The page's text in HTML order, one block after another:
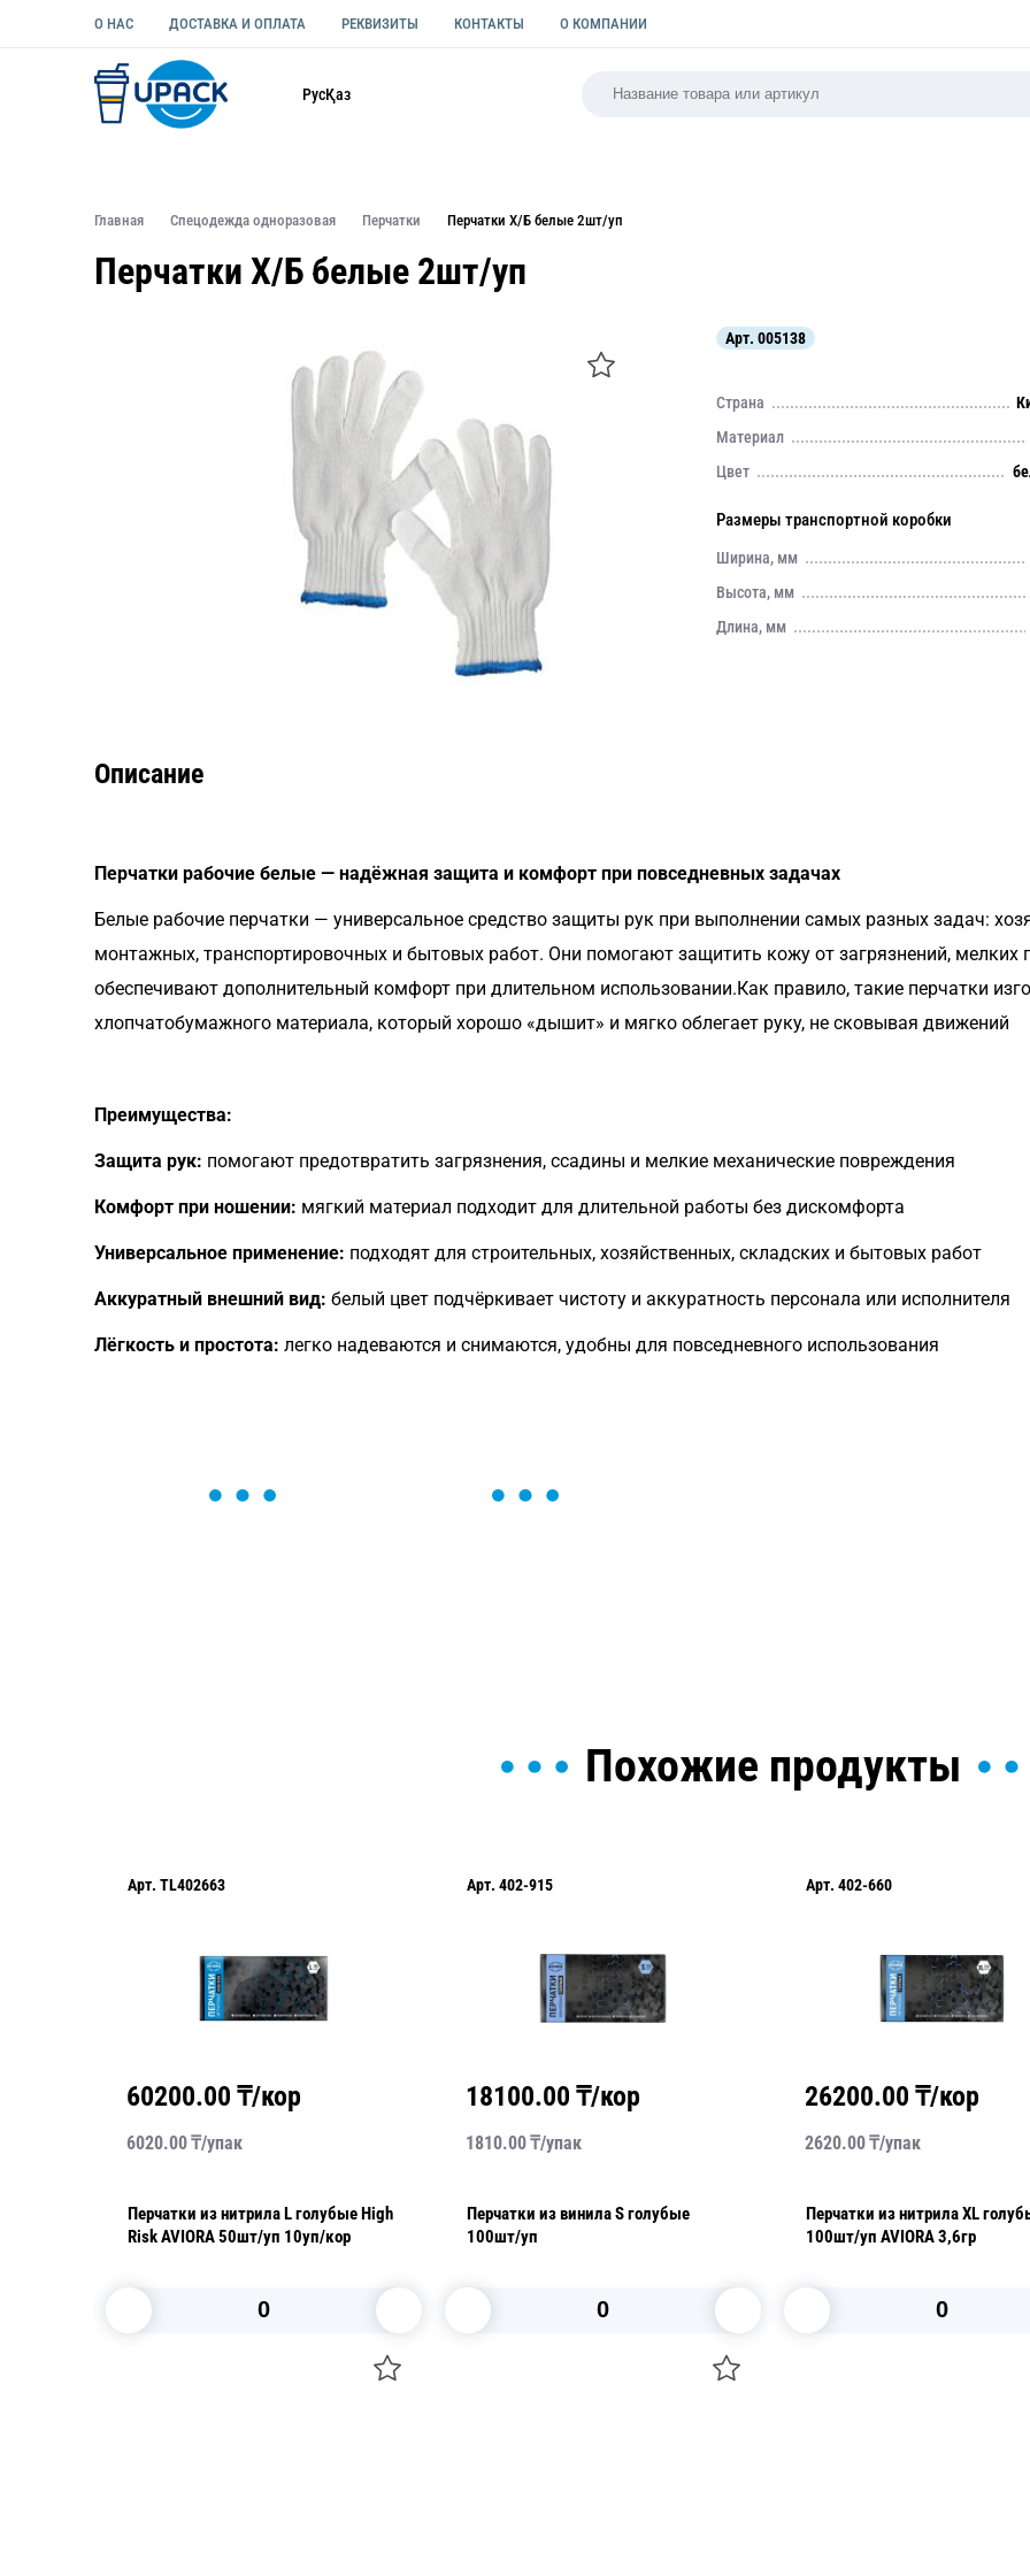
О НАС ДОСТАВКА И ОПЛАТА РЕКВИЗИТЫ КОНТАКТЫ О КОМПАНИИ
РусҚаз
Главная Спецодежда одноразовая Перчатки Перчатки Х/Б белые 2шт/уп
Перчатки Х/Б белые 2шт/уп
Арт. 005138
Страна
Материал
Цвет
Размеры транспортной коробки
Ширина, мм
Высота, мм
Длина, мм
Описание
Перчатки рабочие белые — надёжная защита и комфорт при повседневных задачах
Белые рабочие перчатки — универсальное средство защиты рук при выполнении самых разных задач:
монтажных, транспортировочных и бытовых работ. Они помогают защитить кожу от загрязнений, мелких
обеспечивают дополнительный комфорт при длительном использовании.Как правило, такие перчатки
хлопчатобумажного материала, который хорошо «дышит» и мягко облегает руку, не сковывая движений
Преимущества:
Защита рук: помогают предотвратить загрязнения, ссадины и мелкие механические повреждения
Комфорт при ношении: мягкий материал подходит для длительной работы без дискомфорта
Универсальное применение: подходят для строительных, хозяйственных, складских и бытовых работ
Аккуратный внешний вид: белый цвет подчёркивает чистоту и аккуратность персонала или исполнителя
Лёгкость и простота: легко надеваются и снимаются, удобны для повседневного использования
Похожие продукты
Арт. TL402663
60200.00 ₸/кор
6020.00₸/упак
Перчатки из нитрила L голубые High
Risk AVIORA 50шт/уп 10уп/кор
Арт. 402-915
18100.00 ₸/кор
1810.00₸/упак
Перчатки из винила S голубые
100шт/уп
Арт. 402-660
26200.00 ₸/кор
2620.00₸/упак
Перчатки из нитрила XL
100шт/уп AVIORA 3,6гр